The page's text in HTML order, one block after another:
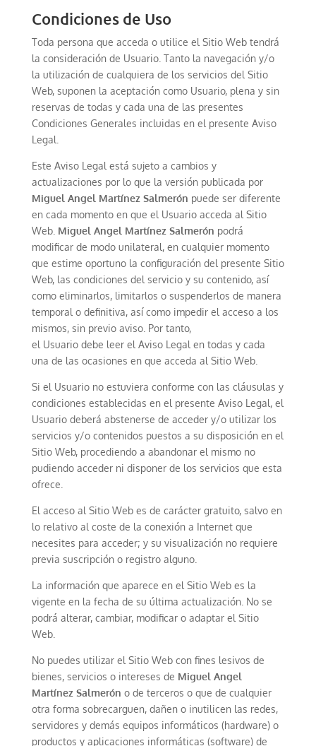
Condiciones de Uso
Toda persona que acceda o utilice el Sitio Web tendrá
la consideración de Usuario. Tanto la navegación y/o
la utilización de cualquiera de los servicios del Sitio
Web, suponen la aceptación como Usuario, plena y sin
reservas de todas y cada una de las presentes
Condiciones Generales incluidas en el presente Aviso
Legal.
Este Aviso Legal está sujeto a cambios y
actualizaciones por lo que la versión publicada por
Miguel Angel Martínez Salmerón puede ser diferente
en cada momento en que el Usuario acceda al Sitio
Web. Miguel Angel Martínez Salmerón podrá
modificar de modo unilateral, en cualquier momento
que estime oportuno la configuración del presente Sitio
Web, las condiciones del servicio y su contenido, así
como eliminarlos, limitarlos o suspenderlos de manera
temporal o definitiva, así como impedir el acceso a los
mismos, sin previo aviso. Por tanto,
el Usuario debe leer el Aviso Legal en todas y cada
una de las ocasiones en que acceda al Sitio Web.
Si el Usuario no estuviera conforme con las cláusulas y
condiciones establecidas en el presente Aviso Legal, el
Usuario deberá abstenerse de acceder y/o utilizar los
servicios y/o contenidos puestos a su disposición en el
Sitio Web, procediendo a abandonar el mismo no
pudiendo acceder ni disponer de los servicios que esta
ofrece.
El acceso al Sitio Web es de carácter gratuito, salvo en
lo relativo al coste de la conexión a Internet que
necesites para acceder; y su visualización no requiere
previa suscripción o registro alguno.
La información que aparece en el Sitio Web es la
vigente en la fecha de su última actualización. No se
podrá alterar, cambiar, modificar o adaptar el Sitio
Web.
No puedes utilizar el Sitio Web con fines lesivos de
bienes, servicios o intereses de Miguel Angel
Martínez Salmerón o de terceros o que de cualquier
otra forma sobrecarguen, dañen o inutilicen las redes,
servidores y demás equipos informáticos (hardware) o
productos y aplicaciones informáticas (software) de